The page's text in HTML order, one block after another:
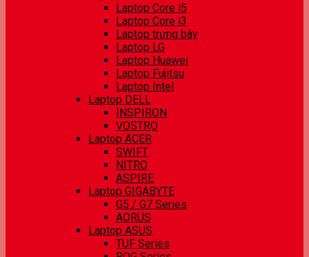
Laptop Core i5
Laptop Core i3
Laptop trưng bày
Laptop LG
Laptop Huawei
Laptop Fujitsu
Laptop Intel
Laptop DELL
INSPIRON
VOSTRO
Laptop ACER
SWIFT
NITRO
ASPIRE
Laptop GIGABYTE
G5 / G7 Series
AORUS
Laptop ASUS
TUF Series